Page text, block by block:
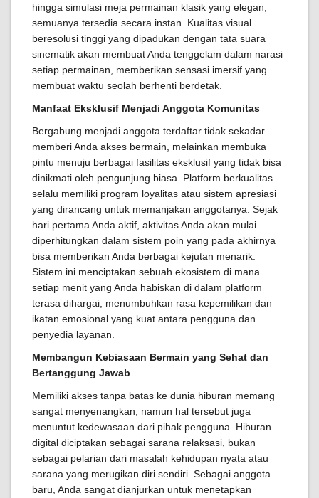
hingga simulasi meja permainan klasik yang elegan,
semuanya tersedia secara instan. Kualitas visual
beresolusi tinggi yang dipadukan dengan tata suara
sinematik akan membuat Anda tenggelam dalam narasi
setiap permainan, memberikan sensasi imersif yang
membuat waktu seolah berhenti berdetak.
Manfaat Eksklusif Menjadi Anggota Komunitas
Bergabung menjadi anggota terdaftar tidak sekadar
memberi Anda akses bermain, melainkan membuka
pintu menuju berbagai fasilitas eksklusif yang tidak bisa
dinikmati oleh pengunjung biasa. Platform berkualitas
selalu memiliki program loyalitas atau sistem apresiasi
yang dirancang untuk memanjakan anggotanya. Sejak
hari pertama Anda aktif, aktivitas Anda akan mulai
diperhitungkan dalam sistem poin yang pada akhirnya
bisa memberikan Anda berbagai kejutan menarik.
Sistem ini menciptakan sebuah ekosistem di mana
setiap menit yang Anda habiskan di dalam platform
terasa dihargai, menumbuhkan rasa kepemilikan dan
ikatan emosional yang kuat antara pengguna dan
penyedia layanan.
Membangun Kebiasaan Bermain yang Sehat dan
Bertanggung Jawab
Memiliki akses tanpa batas ke dunia hiburan memang
sangat menyenangkan, namun hal tersebut juga
menuntut kedewasaan dari pihak pengguna. Hiburan
digital diciptakan sebagai sarana relaksasi, bukan
sebagai pelarian dari masalah kehidupan nyata atau
sarana yang merugikan diri sendiri. Sebagai anggota
baru, Anda sangat dianjurkan untuk menetapkan